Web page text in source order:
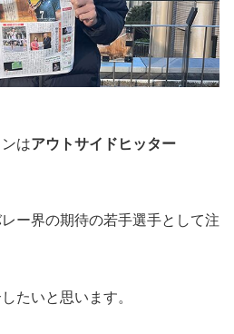
はアウトサイドヒッター
ー界の期待の若手選手として注
たいと思います。